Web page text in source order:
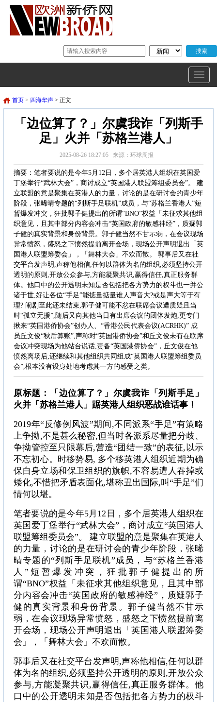
首页 > 四海华声 > 正文
「边位算了？」尔虞我诈「列斯手
足」火并「苏格兰港人」
2025-08-26 18:27:05 来源：环球周报
摘要：笔者要说的是今年5月12日，多个居英港人组织在英国爱
丁堡举行“武林大会”，商讨成立“英国港人联盟筹组委员会”。 建
立联盟的意是聚集在英港人的力量，讨论的是在研讨会的青少年
阶段，张晞晴专题的“列斯手足联机”成员，与“苏格兰香港人”短
暂爆发冲突，狂批郭子健提出的所谓“BNO”权益「未征求其他组
织意见，且其中部分内容会冲击“英国政府的敏感神经”，质疑郭
子健的真实背景和身份背景。郭子健当然不甘示弱，在会议现场
异常愤怒，盛怒之下愤然提前离开会场，现场公开声明退出「英
国港人联盟筹委会」，「舞林大会」不欢而散。 郭事后又在社
交平台发声明,声称他相信,任何以群体为名的组织,必须坚持公开
透明的原则,开放公众参与,方能凝聚共识,赢得信任,真正服务群
体。他口中的公开透明未知是否包括把各方势力的权斗也一并公
诸于世,好让各位“手足”能掂量掂量谁人声音大?或是声大等于有
理? 闹剧至此还未结束,郭子健可能不忿在联席会议遭质疑且当
时“孤立无援”,随后又向其他当日有出席会议的团体发炮,更专门
揪来“英国港侨协会”创办人、“香港公民代表会议(ACRHK)” 成
员丘文俊“秋后算账”,声称对“英国港侨协会”和丘文俊未有在联席
会议冲突现场为他站台说话,责备“英国港侨协会”，丘文俊在他
愤然离场后,还继续和其他组织共同组成“英国港人联盟筹组委员
会”,根本没有设身处地考虑其一方的感受之类。
原标题：「边位算了？」尔虞我诈「列斯手足」
火并「苏格兰港人」踞英港人组织恶战谁话事！
2019年“反修例风波”期间,不同派系“手足”有策略
上争拗,不是甚么秘密,但当时各派系尽量把分歧、
争拗管控至只限幕后,营造“团结一致”的表征,以示
不忘初心。时移势易, 多个移英港人组织近期为确
保自身立场和保卫组织的旗帜,不容易遭人吞掉或
矮化,不惜把矛盾表面化,堪称丑出国际,叫“手足”们
情何以堪。
笔者要说的是今年5月12日，多个居英港人组织在
英国爱丁堡举行“武林大会”，商讨成立“英国港人
联盟筹组委员会”。 建立联盟的意是聚集在英港人
的力量，讨论的是在研讨会的青少年阶段，张晞
晴专题的“列斯手足联机”成员，与“苏格兰香港
人”短暂爆发冲突，狂批郭子健提出的所
谓“BNO”权益「未征求其他组织意见，且其中部
分内容会冲击“英国政府的敏感神经”，质疑郭子
健的真实背景和身份背景。郭子健当然不甘示
弱，在会议现场异常愤怒，盛怒之下愤然提前离
开会场，现场公开声明退出「英国港人联盟筹委
会」，「舞林大会」不欢而散。
郭事后又在社交平台发声明,声称他相信,任何以群
体为名的组织,必须坚持公开透明的原则,开放公众
参与,方能凝聚共识,赢得信任,真正服务群体。他
口中的公开透明未知是否包括把各方势力的权斗